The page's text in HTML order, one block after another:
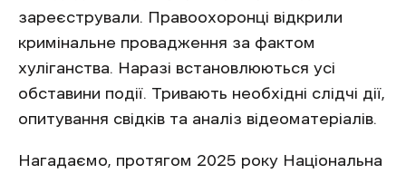
зареєстрували. Правоохоронці відкрили
кримінальне провадження за фактом
хуліганства. Наразі встановлюються усі
обставини події. Тривають необхідні слідчі дії,
опитування свідків та аналіз відеоматеріалів.
Нагадаємо, протягом 2025 року Національна